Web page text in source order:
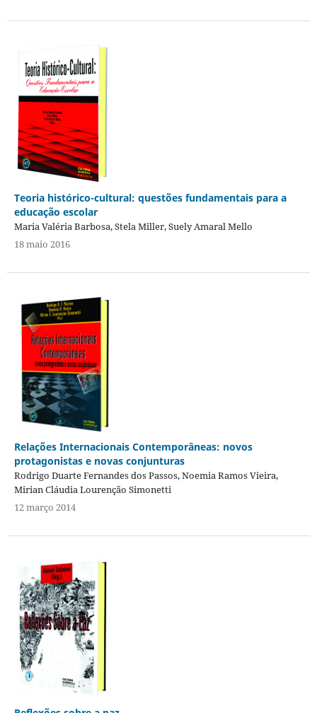
Teoria histórico-cultural: questões fundamentais para a
educação escolar
Maria Valéria Barbosa, Stela Miller, Suely Amaral Mello
18 maio 2016
Relações Internacionais Contemporâneas: novos
protagonistas e novas conjunturas
Rodrigo Duarte Fernandes dos Passos, Noemia Ramos Vieira,
Mirian Cláudia Lourenção Simonetti
12 março 2014